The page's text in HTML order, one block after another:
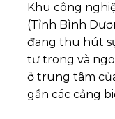
Khu công
(Tỉnh Bình
đang thu hút
tư trong và
ở trung tâm
gần các cảng